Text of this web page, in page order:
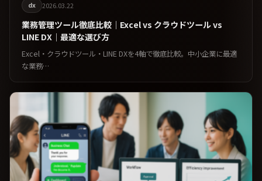
dx 2026.03.22
業務管理ツール徹底比較｜Excel vs クラウドツール vs
LINE DX｜最適な選び方
Excel・クラウドツール・LINE DXを4軸で徹底比較。中小企業に最適
な業務…